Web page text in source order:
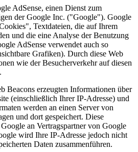
AdSense, einen Dienst zum
der Google Inc. ("Google"). Google
Textdateien, die auf Ihrem
und die eine Analyse der Benutzung
AdSense verwendet auch so
Grafiken). Durch diese Web
wie der Besucherverkehr auf diesen
Beacons erzeugten Informationen über
(einschließlich Ihrer IP-Adresse) und
werden an einen Server von
und dort gespeichert. Diese
an Vertragspartner von Google
wird Ihre IP-Adresse jedoch nicht
Daten zusammenführen.